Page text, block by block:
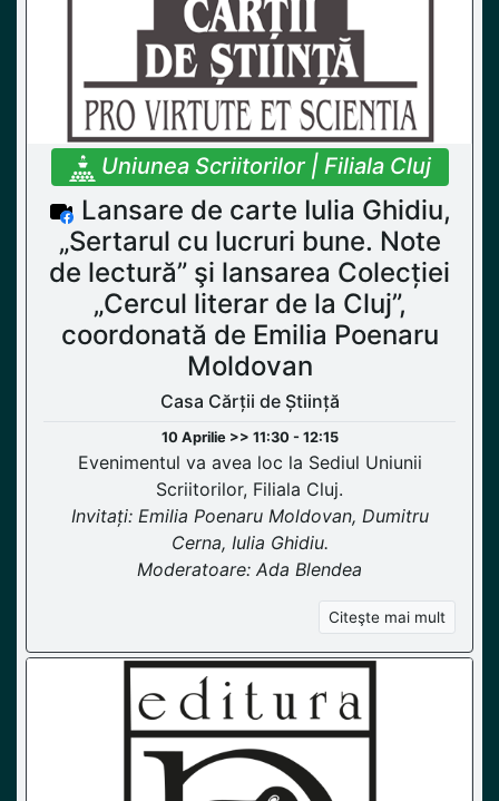
Uniunea Scriitorilor | Filiala Cluj
Lansare de carte Iulia Ghidiu,
„Sertarul cu lucruri bune. Note
de lectură” şi lansarea Colecției
„Cercul literar de la Cluj”,
coordonată de Emilia Poenaru
Moldovan
Casa Cărții de Știință
10 Aprilie >> 11:30 - 12:15
Evenimentul va avea loc la Sediul Uniunii
Scriitorilor, Filiala Cluj.
Invitați: Emilia Poenaru Moldovan, Dumitru
Cerna, Iulia Ghidiu.
Moderatoare: Ada Blendea
Citeşte mai mult